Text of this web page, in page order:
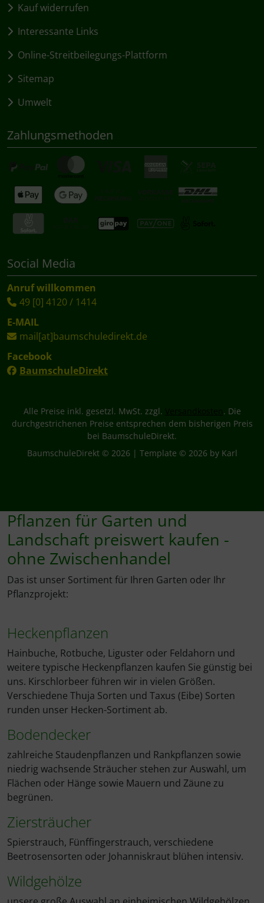
Kauf widerrufen
Interessante Links
Online-Streitbeilegungs-Plattform
Sitemap
Umwelt
Zahlungsmethoden
Social Media
Anruf willkommen
49 [0] 4120 / 1414
E-MAIL
mail[at]baumschuledirekt.de
Facebook
BaumschuleDirekt
Alle Preise inkl. gesetzl. MwSt. zzgl. Versandkosten. Die
durchgestrichenen Preise entsprechen dem bisherigen Preis
bei BaumschuleDirekt.
BaumschuleDirekt © 2026 | Template © 2026 by Karl
Pflanzen für Garten und
Landschaft preiswert kaufen -
ohne Zwischenhandel
Das ist unser Sortiment für Ihren Garten oder Ihr
Pflanzprojekt:
Heckenpflanzen
Hainbuche, Rotbuche, Liguster oder Feldahorn und
weitere typische Heckenpflanzen kaufen Sie günstig bei
uns. Kirschlorbeer führen wir in vielen Größen.
Verschiedene Thuja Sorten und Taxus (Eibe) Sorten
runden unser Hecken-Sortiment ab.
Bodendecker
zahlreiche Staudenpflanzen und Rankpflanzen sowie
niedrig wachsende Sträucher stehen zur Auswahl, um
Flächen oder Hänge sowie Mauern und Zäune zu
begrünen.
Ziersträucher
Spierstrauch, Fünffingerstrauch, verschiedene
Beetrosensorten oder Johanniskraut blühen intensiv.
Wildgehölze